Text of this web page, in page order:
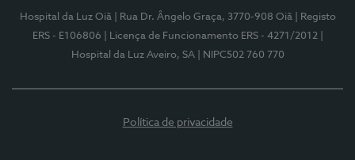
Hospital da Luz Oiã | Rua Dr. Ângelo Graça, 3770-908 Oiã
| Registo
ERS - E106806
| Licença de Funcionamento ERS - 4271/2012
Hospital da Luz Aveiro, SA
| NIPC502 760 770
Política de privacidade